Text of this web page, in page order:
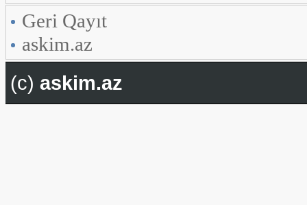
Geri Qayıt
askim.az
(c) askim.az